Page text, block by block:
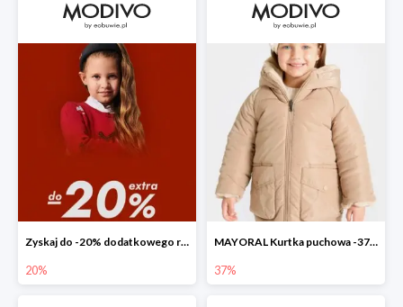
Zyskaj do -20% dodatkowego rabatu
20%
MAYORAL Kurtka puchowa -37%
37%